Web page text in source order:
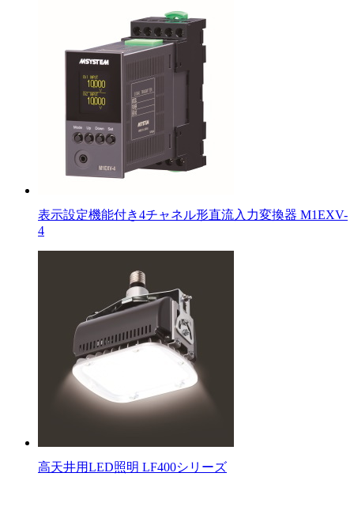
表示設定機能付き4チャネル形直流入力変換器 M1EXV-
4
高天井用LED照明 LF400シリーズ